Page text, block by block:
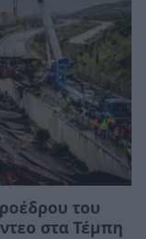
του
στα Τέμπη